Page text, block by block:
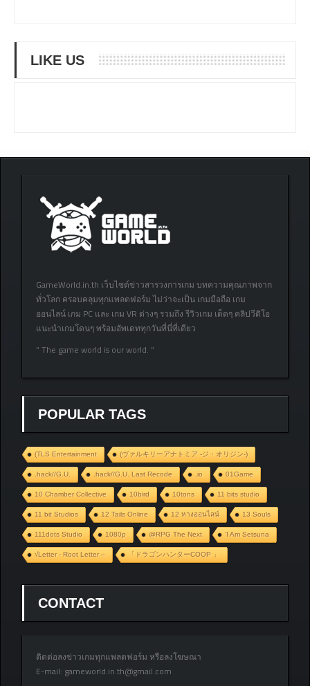
LIKE US
GameWorld.in.th เว็บไซต์ข่าวสารวงการเกม บทความคุณภาพจาก
ทั่วโลก ครอบคลุมทุกแพลตฟอร์ม ไม่ว่าจะเป็น เกมมือถือ เกม
ออนไลน์ เกม PC และ เกม VR ต่างๆ รวมถึง รีวิวเกม เด็ดๆ คลิปวีดิโอ
แนะนำเกมโดนๆ พร้อมอัพเดททุกวันที่นี่ที่เดียว
” The game world is our world. “
POPULAR TAGS
(TLS Entertainment (ヴァルキリーアナトミア ‐ジ・オリジン‐)
.hack//G.U. .hack//G.U. Last Recode .io 01Game
10 Chamber Collective 10bird 10tons 11 bits studio
11 bit Studios 12 Tails Online 12 หางออนไลน์ 13 Souls
111dots Studio 1080p @RPG The Next ‘I Am Setsuna
√Letter - Root Letter – 「ドラゴンハンターCOOP 」
CONTACT
ติดต่อลงข่าวเกมทุกแพลตฟอร์ม หรือลงโฆษณา
E-mail: gameworld.in.th@gmail.com